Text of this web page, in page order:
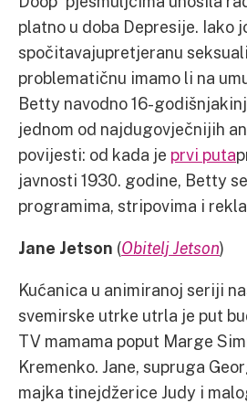
platno u doba Depresije. Iako
spočitavajupretjeranu
problematičnu imamo li na
Betty navodno 16-
jednom od najdugovječnijih
povijesti: od kada je prvi puta
javnosti 1930. godine, Betty
programima, stripovima i
Jane Jetson (Obitelj Jetson)
Kućanica u animiranoj seriji
svemirske utrke utrla je put
TV mamama poput Marge
Kremenko. Jane, supruga
majka tinejdžerice Judy i